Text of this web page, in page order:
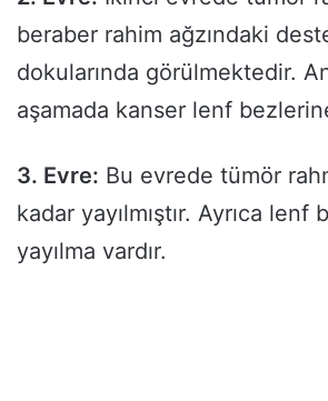
beraber rahim ağzındaki
dokularında görülmektedir.
aşamada kanser lenf
3. Evre: Bu evrede tümör
kadar yayılmıştır. Ayrıca
yayılma vardır.